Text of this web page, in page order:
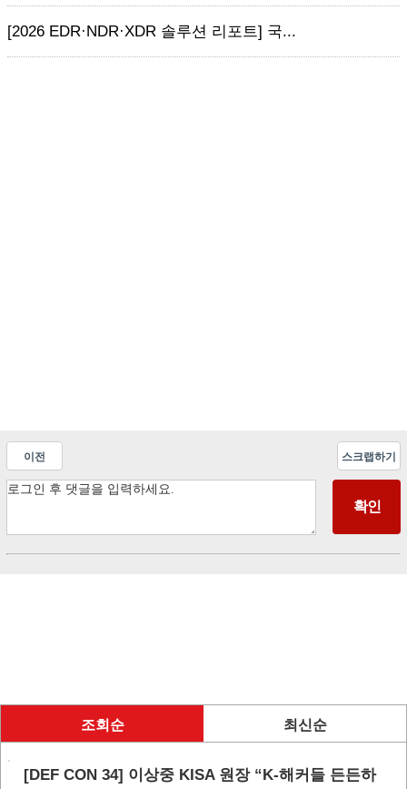
[2026 EDR·NDR·XDR 솔루션 리포트] 국...
이전 스크랩하기
조회순 최신순
[DEF CON 34] 이상중 KISA 원장 “K-해커들 든든하